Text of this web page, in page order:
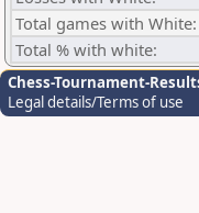
Total games with White:
Total % with white:
Chess-Tournament-
Legal details/Terms of use